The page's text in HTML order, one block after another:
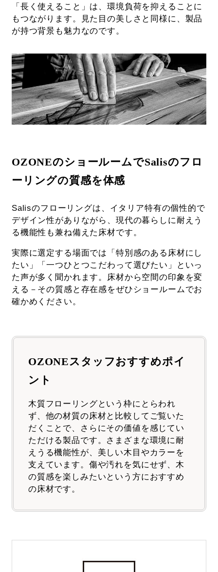
「長く使えること」は、環境負荷を抑えることに
もつながります。見た目の美しさと同様に、製品
が持つ背景も魅力なのです。
OZONEのショールームでSalisのフロ
ーリングの質感を体感
Salisのフローリングは、イタリア特有の個性的で
デザイン性がありながら、現代の暮らしに耐えう
る機能性も兼ね備えた床材です。
実際に選定する場面では「特別感のある床材にし
たい」「一つひとつこだわって選びたい」といっ
た声が多く聞かれます。床材から空間の印象を変
える－その質感と存在感をぜひショールームでお
確かめください。
OZONEスタッフおすすめポイ
ント
木質フローリングという枠にとらわれ
ず、他の材質の床材と比較してご覧いた
だくことで、さらにその価値を感じてい
ただける製品です。さまざまな環境に耐
えうる機能性が、美しい木目やカラーを
支えています。傷や汚れを気にせず、木
の質感を楽しみたいという方におすすめ
の床材です。